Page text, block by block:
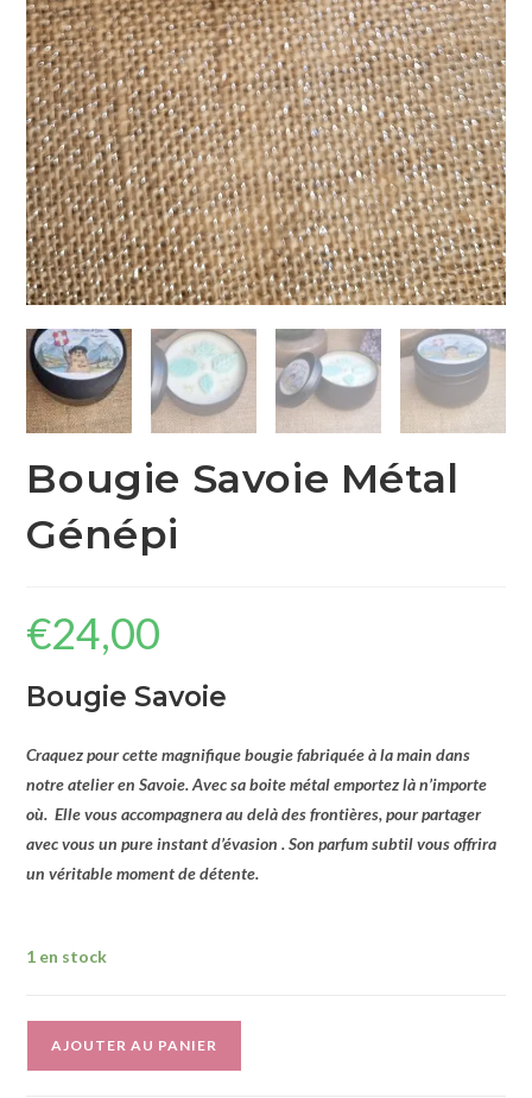
Bougie Savoie Métal
Génépi
€24,00
Bougie Savoie
Craquez pour cette magnifique bougie fabriquée à la main dans
notre atelier en Savoie. Avec sa boite métal emportez là n’importe
où. Elle vous accompagnera au delà des frontières, pour partager
avec vous un pure instant d’évasion . Son parfum subtil vous offrira
un véritable moment de détente.
1 en stock
AJOUTER AU PANIER